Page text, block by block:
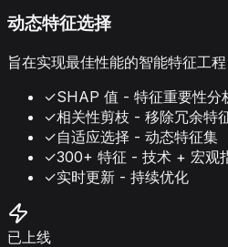
动态特征选择
旨在实现最佳性能的智能特征工程
✓SHAP 值 - 特征重要性分
✓相关性剪枝 - 移除冗余特
✓自适应选择 - 动态特征集
✓300+ 特征 - 技术 + 宏观
✓实时更新 - 持续优化
已上线